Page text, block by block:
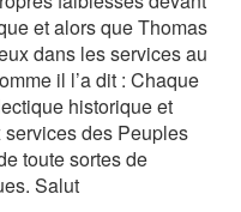
et alors que Thomas
dans les services au
il l’a dit : Chaque
historique et
des Peuples
toute sortes de
Salut